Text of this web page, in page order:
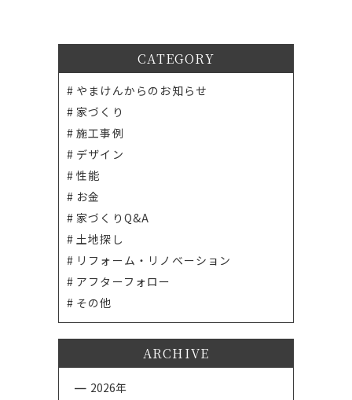
CATEGORY
やまけんからのお知らせ
家づくり
施工事例
デザイン
性能
お金
家づくりQ&A
土地探し
リフォーム・リノベーション
アフターフォロー
その他
ARCHIVE
2026年